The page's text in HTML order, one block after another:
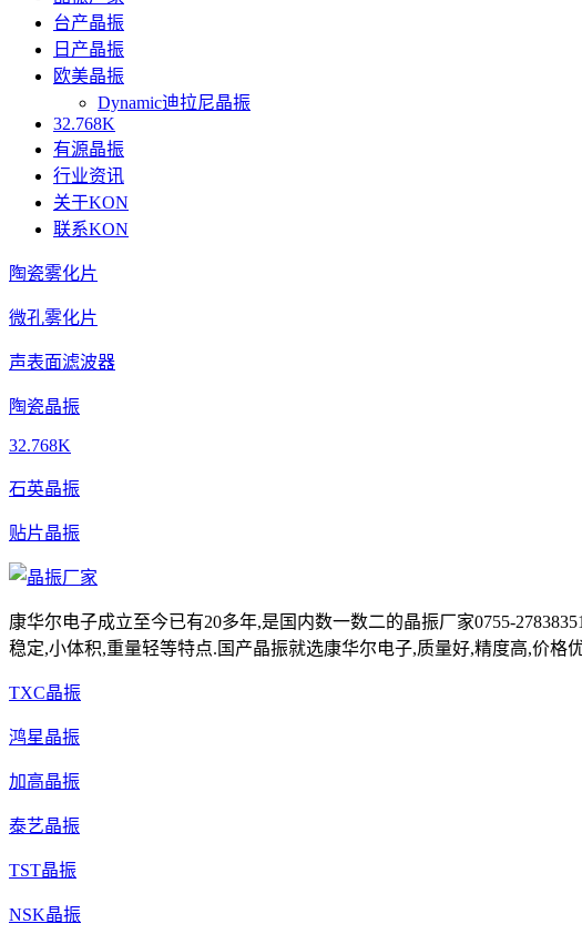
台产晶振
日产晶振
欧美晶振
Dynamic迪拉尼晶振
32.768K
有源晶振
行业资讯
关于KON
联系KON
陶瓷雾化片
微孔雾化片
声表面滤波器
陶瓷晶振
32.768K
石英晶振
贴片晶振
康华尔电子成立至今已有20多年,是国内数一数二的晶振厂家0755-
稳定,小体积,重量轻等特点.国产晶振就选康华尔电子,质量好,精度高,价格
TXC晶振
鸿星晶振
加高晶振
泰艺晶振
TST晶振
NSK晶振